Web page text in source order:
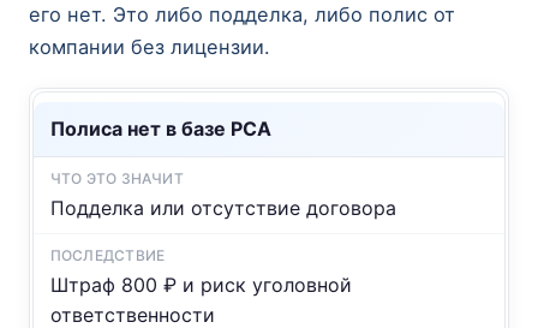
его нет. Это либо подделка, либо полис от
компании без лицензии.
Полиса нет в базе РСА
Подделка или отсутствие договора
Штраф 800 ₽ и риск уголовной
ответственности